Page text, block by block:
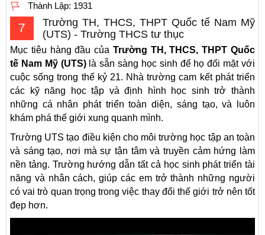
Thành Lập: 1931
7
Trường TH, THCS, THPT Quốc tế Nam Mỹ
(UTS) - Trường THCS tư thục
Mục tiêu hàng đầu của Trường TH, THCS, THPT Quốc
tế Nam Mỹ (UTS)là sẵn sàng học sinh để họ đối mặt với
cuộc sống trong thế kỷ 21. Nhà trường cam kết phát triển
các kỹ năng học tập và định hình học sinh trở thành
những cá nhân phát triển toàn diện, sáng tạo, và luôn
khám phá thế giới xung quanh mình.
Trường UTS tạo điều kiện cho môi trường học tập an toàn
và sáng tạo, nơi mà sự tận tâm và truyền cảm hứng làm
nền tảng. Trường hướng dẫn tất cả học sinh phát triển tài
năng và nhân cách, giúp các em trở thành những người
có vai trò quan trọng trong việc thay đổi thế giới trở nên tốt
đẹp hơn.